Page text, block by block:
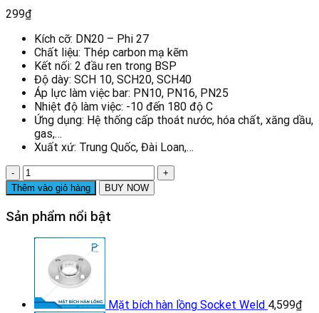
299₫
Kích cỡ: DN20 – Phi 27
Chất liệu: Thép carbon mạ kẽm
Kết nối: 2 đầu ren trong BSP
Độ dày: SCH 10, SCH20, SCH40
Áp lực làm việc bar: PN10, PN16, PN25
Nhiệt độ làm việc: -10 đến 180 độ C
Ứng dụng: Hệ thống cấp thoát nước, hóa chất, xăng dầu,
gas,…
Xuất xứ: Trung Quốc, Đài Loan,…
Rắc
co
ren
mạ
kẽm
DN20
lượng
Thêm vào giỏ hàng BUY NOW
Sản phẩm nổi bật
Mặt bích hàn lồng Socket Weld 4,599₫